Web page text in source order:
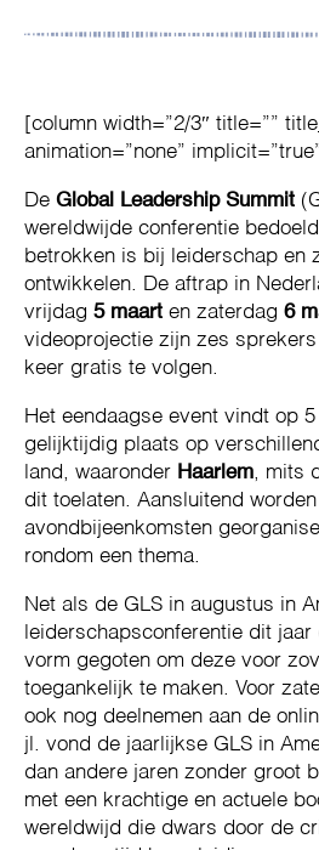
[column width=”2/3″ title=””
animation=”none”
De Global Leadership Summit
wereldwijde conferentie
betrokken is bij leiderschap en
ontwikkelen. De aftrap in
vrijdag 5 maart en zaterdag 6
videoprojectie zijn zes
keer gratis te volgen.
Het eendaagse event vindt op
gelijktijdig plaats op
land, waaronder Haarlem, mits
dit toelaten. Aansluitend worden
avondbijeenkomsten
rondom een thema.
Net als de GLS in augustus in
leiderschaps­­conferentie dit
vorm gegoten om deze voor
toegankelijk te maken. Voor
ook nog deelnemen aan de
jl. vond de jaarlijkse GLS in
dan andere jaren zonder groot
met een krachtige en actuele
wereldwijd die dwars door de